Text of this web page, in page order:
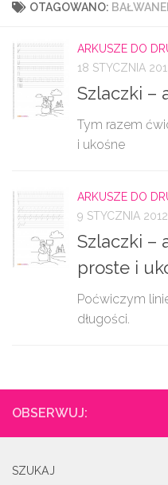
OTAGOWANO:
ARKUSZE DO
18 STYCZNIA
Szlaczki –
Tym razem
i ukośne
ARKUSZE DO
9 STYCZNIA 2012
Szlaczki –
proste i
Poćwiczym
długości.
OBSERWUJ:
SZUKAJ